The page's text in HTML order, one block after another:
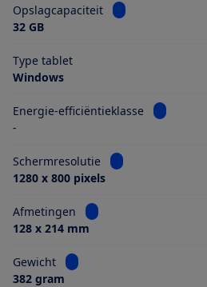
Opslagcapaciteit
Bekijk informatie
32 GB
Type tablet
Windows
Energie-efficiëntieklasse
Bekijk
-
Schermresolutie
Bekijk informatie
1280 x 800 pixels
Afmetingen
Bekijk informatie voor
128 x 214 mm
Gewicht
Bekijk informatie voor
382 gram